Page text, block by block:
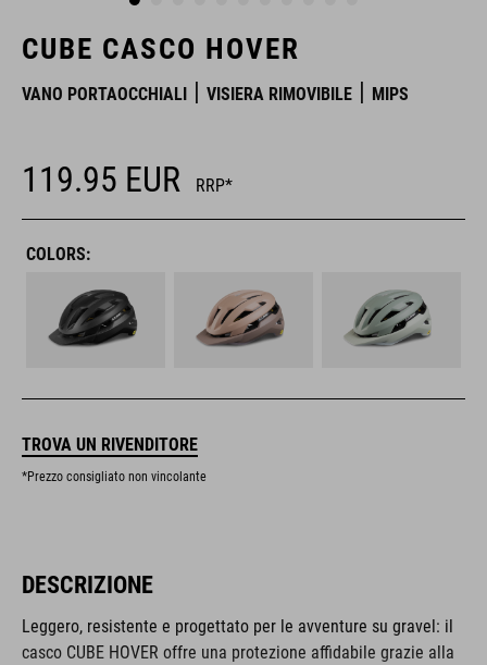
CUBE CASCO HOVER
VANO PORTAOCCHIALI VISIERA RIMOVIBILE MIPS
119.95 EUR RRP*
COLORS:
TROVA UN RIVENDITORE
*Prezzo consigliato non vincolante
DESCRIZIONE
Leggero, resistente e progettato per le avventure su gravel: il
casco CUBE HOVER offre una protezione affidabile grazie alla